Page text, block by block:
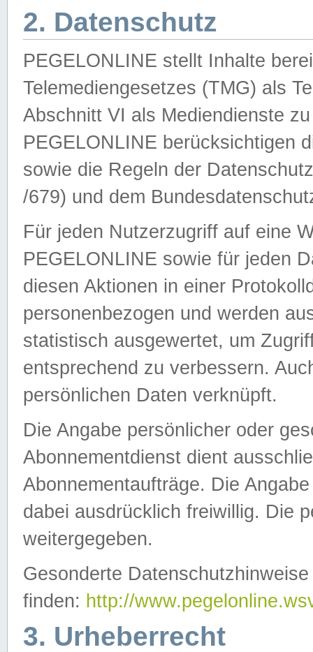
2. Datenschutz
PEGELONLINE stellt Inhalte
Telemediengesetzes (TMG) als
Abschnitt VI als Mediendienste
PEGELONLINE berücksichtigen
sowie die Regeln der
/679) und dem
Für jeden Nutzerzugriff auf eine
PEGELONLINE sowie für jeden
diesen Aktionen in einer
personenbezogen und werden
statistisch ausgewertet, um
entsprechend zu verbessern.
persönlichen Daten verknüpft.
Die Angabe persönlicher oder
Abonnementdienst dient
Abonnementaufträge. Die
dabei ausdrücklich freiwillig. Die
weitergegeben.
Gesonderte
finden: http://
3. Urheberrecht